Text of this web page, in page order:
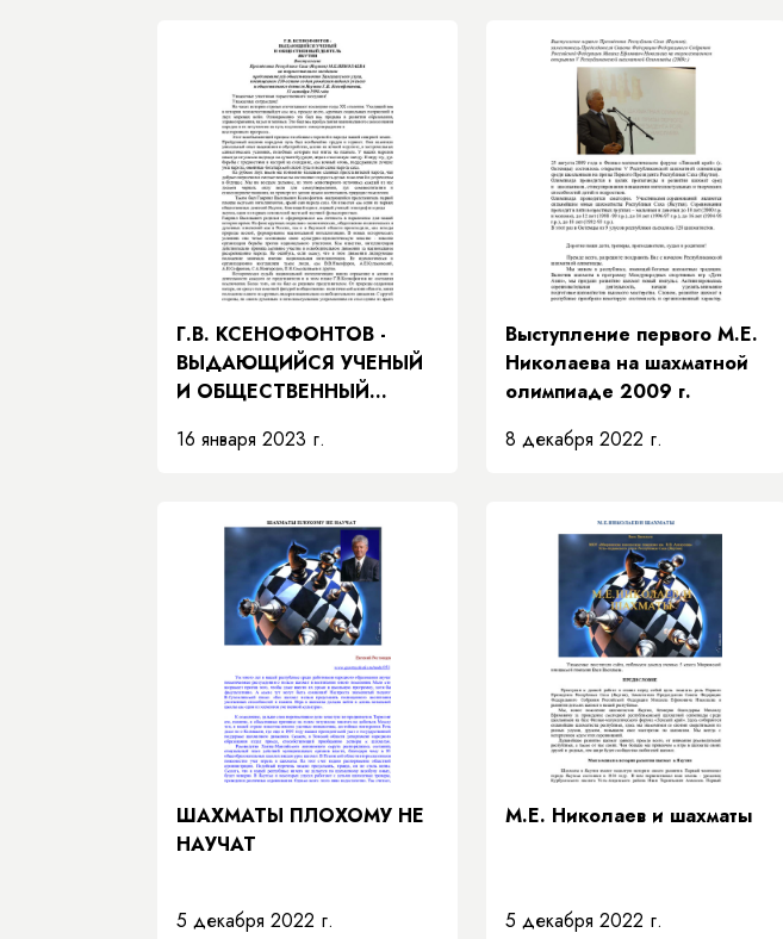
Г.В. КСЕНОФОНТОВ -
ВЫДАЮЩИЙСЯ УЧЕНЫЙ
И ОБЩЕСТВЕННЫЙ
16 января 2023 г.
Выступление первого М.Е.
Николаева на шахматной
олимпиаде 2009 г.
8 декабря 2022 г.
ШАХМАТЫ ПЛОХОМУ НЕ
НАУЧАТ
5 декабря 2022 г.
М.Е. Николаев и шахматы
5 декабря 2022 г.